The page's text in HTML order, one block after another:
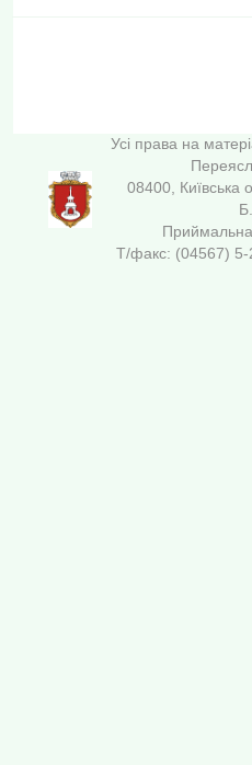
Усі права на
08400, Київська
Т/факс: